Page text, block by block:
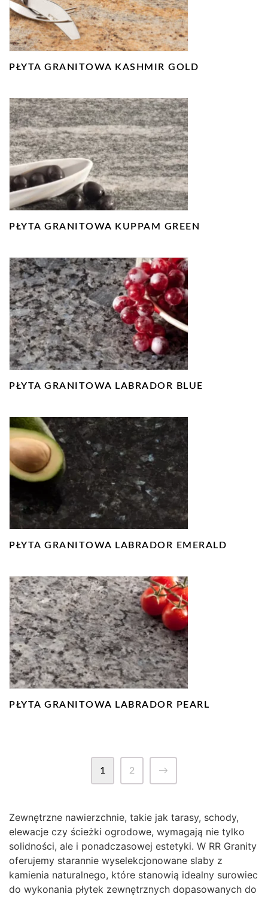
PŁYTA GRANITOWA KASHMIR GOLD
PŁYTA GRANITOWA KUPPAM GREEN
PŁYTA GRANITOWA LABRADOR BLUE
PŁYTA GRANITOWA LABRADOR EMERALD
PŁYTA GRANITOWA LABRADOR PEARL
1 2 →
Zewnętrzne nawierzchnie, takie jak tarasy, schody,
elewacje czy ścieżki ogrodowe, wymagają nie tylko
solidności, ale i ponadczasowej estetyki. W RR Granity
oferujemy starannie wyselekcjonowane slaby z
kamienia naturalnego, które stanowią idealny surowiec
do wykonania płytek zewnętrznych dopasowanych do